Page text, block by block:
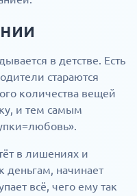
в детстве. Есть
стараются
количества вещей
и тем самым
в лишениях и
деньгам, начинает
всё, чего ему так